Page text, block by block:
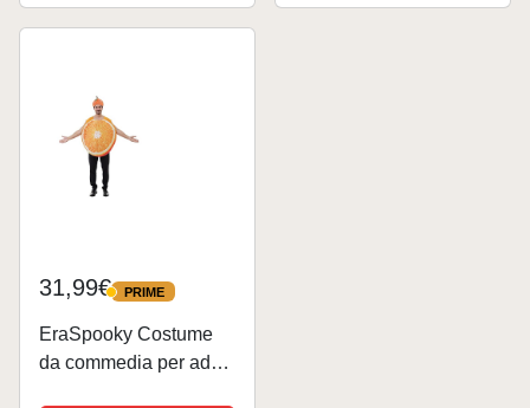
31,99€ PRIME
PRIME
EraSpooky Costume
da commedia per adulti